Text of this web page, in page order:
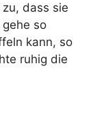
dass sie
so
kann, so
ruhig die